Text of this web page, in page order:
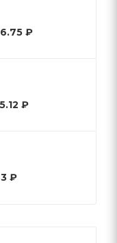
₽
₽
₽